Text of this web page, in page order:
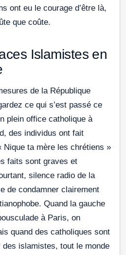
ont eu le courage d’être là,
que coûte.
Islamistes en
de la République
ce qui s’est passé ce
plein office catholique à
des individus ont fait
Nique ta mère les chrétiens »
faits sont graves et
silence radio de la
de condamner clairement
Quand la gauche
à Paris, on
quand des catholiques sont
des islamistes, tout le monde